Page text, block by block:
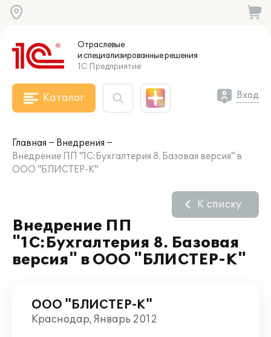
Отраслевые
и специализированныерешения
1С:Предприятие
Каталог Вход
Главная
Внедрения
Внедрение ПП "1С:Бухгалтерия 8. Базовая версия" в
ООО "БЛИСТЕР-К"
Внедрение ПП
"1С:Бухгалтерия 8. Базовая
версия" в ООО "БЛИСТЕР-К"
К списку
ООО "БЛИСТЕР-К"
Краснодар, Январь 2012